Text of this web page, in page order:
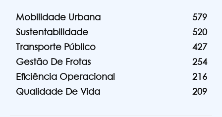
Mobilidade Urbana
579
Sustentabilidade
520
Transporte Público
427
Gestão De Frotas
254
Eficiência Operacional
216
Qualidade De Vida
209